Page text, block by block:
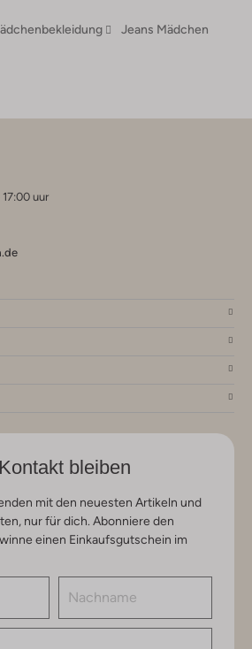
Jeans Mädchen
uur
bleiben
mit den neuesten Artikeln und
nur für dich. Abonniere den
einen Einkaufsgutschein im